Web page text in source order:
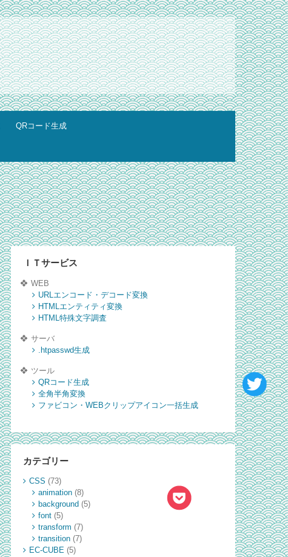
QRコード生成
ＩＴサービス
WEB
URLエンコード・デコード変換
HTMLエンティティ変換
HTML特殊文字調査
サーバ
.htpasswd生成
ツール
QRコード生成
全角半角変換
ファビコン・WEBクリップアイコン一括生成
カテゴリー
CSS (73)
animation(8)
background (5)
font(5)
transform (7)
transition(7)
EC-CUBE (5)